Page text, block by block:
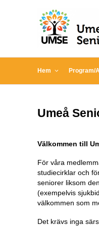
Hem Program/
Umeå
Välkommen till
För våra
studiecirklar och
seniorer liksom
(exempelvis
välkommen som
Det krävs inga